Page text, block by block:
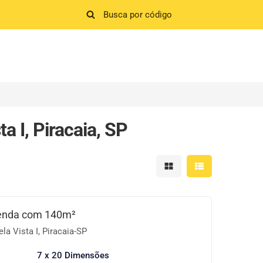
I, Piracaia, SP
Mostrar resultados em
Mostrar
com 140m²
Vista I, Piracaia-SP
7 x 20 Dimensões